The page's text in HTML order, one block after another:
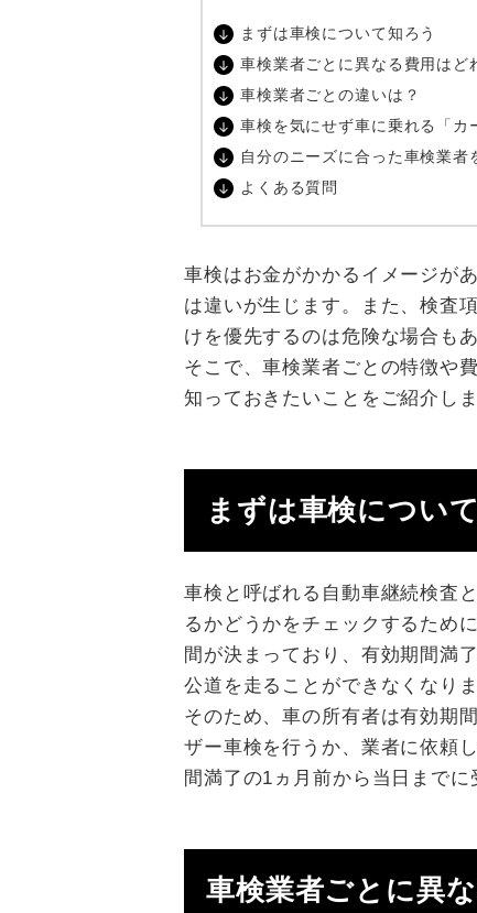
まずは車検について知ろう
車検業者ごとに異なる費用はど
車検業者ごとの違いは？
車検を気にせず車に乗れる「カ
自分のニーズに合った車検業者
よくある質問
車検はお金がかかるイメージが
は違いが生じます。また、検査
けを優先するのは危険な場合もあ
そこで、車検業者ごとの特徴や
知っておきたいことをご紹介しま
まずは車検につい
車検と呼ばれる自動車継続検査
るかどうかをチェックするため
間が決まっており、有効期間満
公道を走ることができなくなりま
そのため、車の所有者は有効期
ザー車検を行うか、業者に依頼
間満了の1ヵ月前から当日までに
車検業者ごとに異